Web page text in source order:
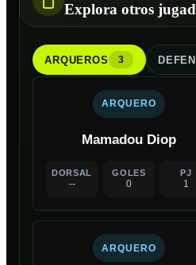
Explora otros
ARQUEROS 3
ARQUERO
Mamadou Diop
DORSAL
--
GOLES
0
PJ
1
ARQUERO